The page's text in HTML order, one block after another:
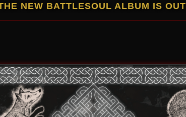
NEW BATTLESOUL ALBUM IS OUT